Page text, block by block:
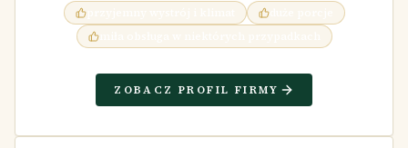
przyjemny wystrój i klimat
duże porcje
miła obsługa w niektórych przypadkach
ZOBACZ PROFIL FIRMY